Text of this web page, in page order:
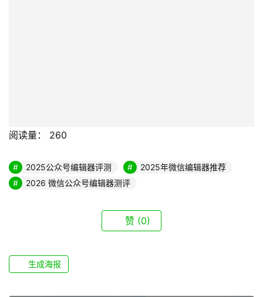
阅读量： 260
2025公众号编辑器评测
2025年微信编辑器推荐
2026 微信公众号编辑器测评
赞 (0)
生成海报